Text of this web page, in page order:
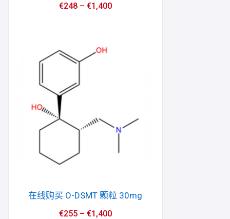
€248– €1,400
在线购买 O-DSMT 颗粒 30mg
€255– €1,400